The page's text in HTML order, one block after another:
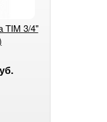
TIM 3/4"